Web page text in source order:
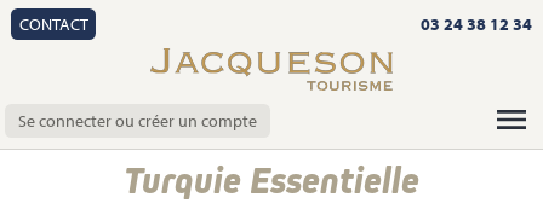
CONTACT 03 24 38 12 34
Se connecter ou créer un compte
Turquie Essentielle